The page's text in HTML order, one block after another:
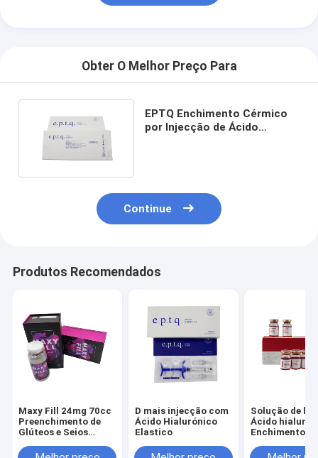
Obter O Melhor Preço Para
EPTQ Enchimento Cérmico
por Injecção de Ácido
Continue
Produtos Recomendados
Maxy Fill 24mg 70cc
Preenchimento de
Glúteos e Seios
corporal maxyfill
D mais injecção com
Ácido Hialurónico
Elastico
Solução de
Ácido
Enchimento